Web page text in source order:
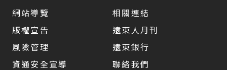
網站導覽
版權宣告
風險管理
資通安全宣導
相關連結
遠東人月刊
遠東銀行
聯絡我們